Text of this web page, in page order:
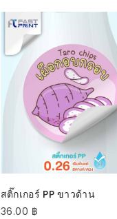
SELECT OPTIONS
สติ๊กเกอร์ PP ขาวด้าน
36.00 ฿